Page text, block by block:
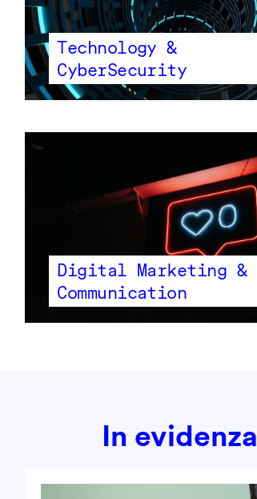
Technology &
CyberSecurity
Digital Marketing &
Communication
In evidenza